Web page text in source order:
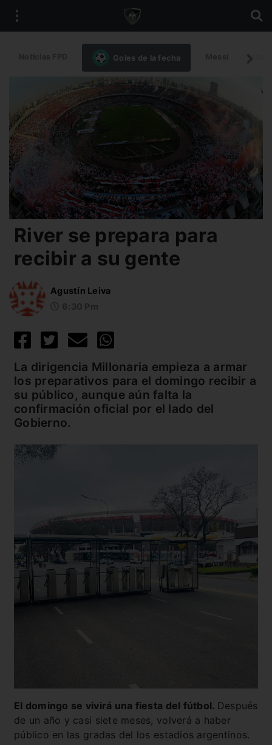
Goles de la fecha
River se prepara para
recibir a su gente
Agustín Leiva
La dirigencia Millonaria empieza a armar
los preparativos para el domingo recibir a
su público, aunque aún falta la
confirmación oficial por el lado del
Gobierno.
El domingo se vivirá una fiesta del fútbol. Después
de un año y casi siete meses, volverá a haber
público en las gradas del los estadios argentinos.